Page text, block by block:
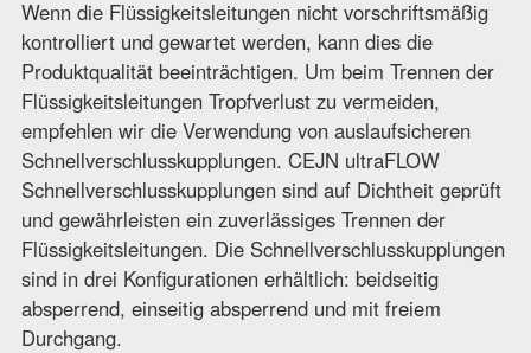
Wenn die Flüssigkeitsleitungen nicht vorschriftsmäßig
kontrolliert und gewartet werden, kann dies die
Produktqualität beeinträchtigen. Um beim Trennen der
Flüssigkeitsleitungen Tropfverlust zu vermeiden,
empfehlen wir die Verwendung von auslaufsicheren
Schnellverschlusskupplungen. CEJN ultraFLOW
Schnellverschlusskupplungen sind auf Dichtheit geprüft
und gewährleisten ein zuverlässiges Trennen der
Flüssigkeitsleitungen. Die Schnellverschlusskupplungen
sind in drei Konfigurationen erhältlich: beidseitig
absperrend, einseitig absperrend und mit freiem
Durchgang.